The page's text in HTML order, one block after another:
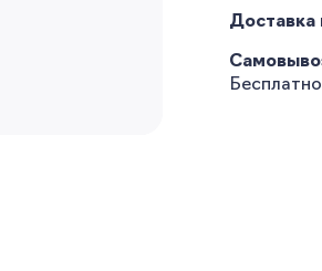
Доставка
Бесплатно